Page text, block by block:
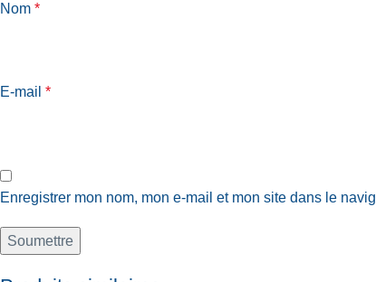
Nom *
E-mail *
Enregistrer mon nom, mon e-mail et mon site dans le